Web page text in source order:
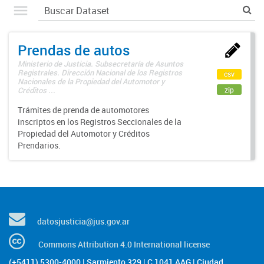
Prendas de autos
Ministerio de Justicia. Subsecretaría de Asuntos
Registrales. Dirección Nacional de los Registros
Nacionales de la Propiedad del Automotor y
Créditos ...
Trámites de prenda de automotores
inscriptos en los Registros Seccionales de la
Propiedad del Automotor y Créditos
Prendarios.
csv
zip
datosjusticia@jus.gov.ar
Commons Attribution 4.0 International license